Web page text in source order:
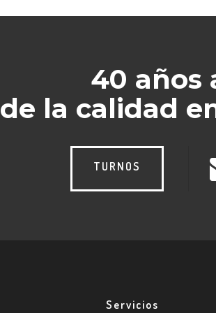
40 años
de la calidad
TURNOS
Servicios